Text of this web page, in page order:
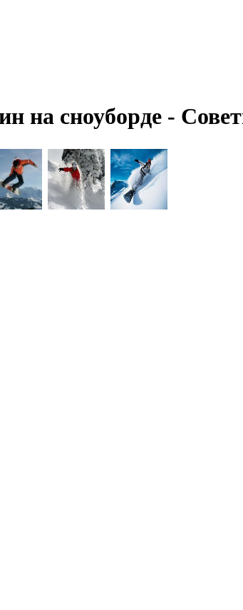
на сноуборде -